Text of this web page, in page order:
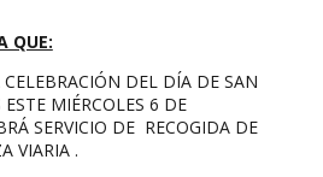
QUE:
DEL DÍA DE SAN
MIÉRCOLES 6 DE
SERVICIO DE RECOGIDA DE
VIARIA .